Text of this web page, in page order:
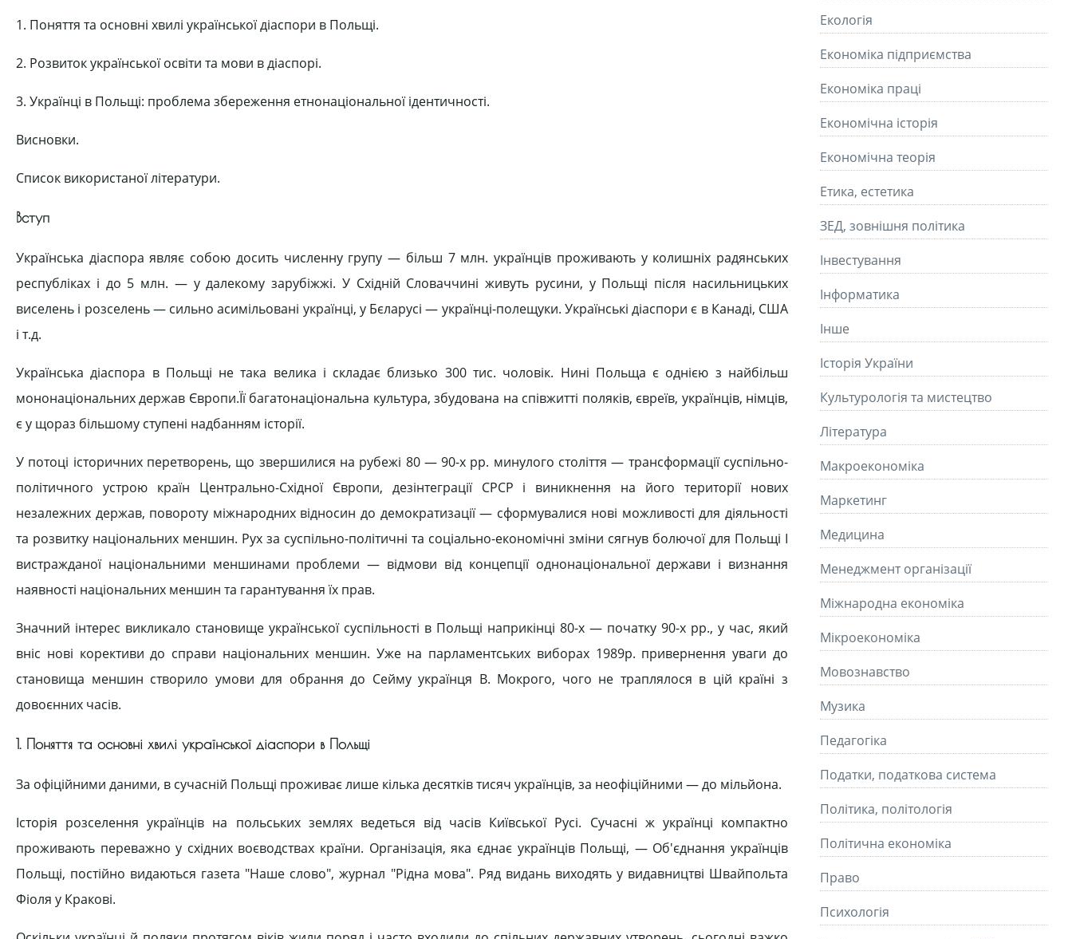
1. Поняття та основні хвилі української діаспори в Польщі.
2. Розвиток української освіти та мови в діаспорі.
3. Українці в Польщі: проблема збереження етнонаціональної ідентичності.
Висновки.
Список використаної літератури.
Вступ
Українська діаспора являє собою досить численну групу — більш 7 млн. українців проживають у колишніх радянських
республіках і до 5 млн. — у далекому зарубіжжі. У Східній Словаччині живуть русини, у Польщі після насильницьких
виселень і розселень — сильно асимільовані українці, у Бєларусі — українці-полещуки. Українські діаспори є в Канаді, США
і т.д.
Українська діаспора в Польщі не така велика і складає близько 300 тис. чоловік. Нині Польща є однією з найбільш
мононаціональних держав Європи.Її багатонаціональна культура, збудована на співжитті поляків, євреїв, українців, німців,
є у щораз більшому ступені надбанням історії.
У потоці історичних перетворень, що звершилися на рубежі 80 — 90-х рр. минулого століття — трансформації суспільно-
політичного устрою країн Центрально-Східної Європи, дезінтеграції СРСР і виникнення на його території нових
незалежних держав, повороту міжнародних відносин до демократизації — сформувалися нові можливості для діяльності
та розвитку національних меншин. Рух за суспільно-політичні та соціально-економічні зміни сягнув болючої для Польщі І
вистражданої національними меншинами проблеми — відмови від концепції однонаціональної держави і визнання
наявності національних меншин та гарантування їх прав.
Значний інтерес викликало становище української суспільності в Польщі наприкінці 80-х — початку 90-х рр., у час, який
вніс нові корективи до справи національних меншин. Уже на парламентських виборах 1989р. привернення уваги до
становища меншин створило умови для обрання до Сейму українця В. Мокрого, чого не траплялося в цій країні з
довоєнних часів.
1. Поняття та основні хвилі української діаспори в Польщі
За офіційними даними, в сучасній Польщі проживає лише кілька десятків тисяч українців, за неофіційними — до мільйона.
Історія розселення українців на польських землях ведеться від часів Київської Русі. Сучасні ж українці компактно
проживають переважно у східних воєводствах країни. Організація, яка єднає українців Польщі, — Об'єднання українців
Польщі, постійно видаються газета "Наше слово", журнал "Рідна мова". Ряд видань виходять у видавництві Швайпольта
Фіоля у Кракові.
Екологія
Економіка підприємства
Економіка праці
Економічна історія
Економічна теорія
Етика, естетика
ЗЕД, зовнішня політика
Інвестування
Інформатика
Інше
Історія України
Культурологія та мистецтво
Літературa
Макроекономіка
Маркетинг
Медицина
Менеджмент організації
Міжнародна економіка
Мікроекономіка
Мовознавство
Музика
Педагогіка
Податки, податкова система
Політика, політологія
Політична економіка
Право
Психологія